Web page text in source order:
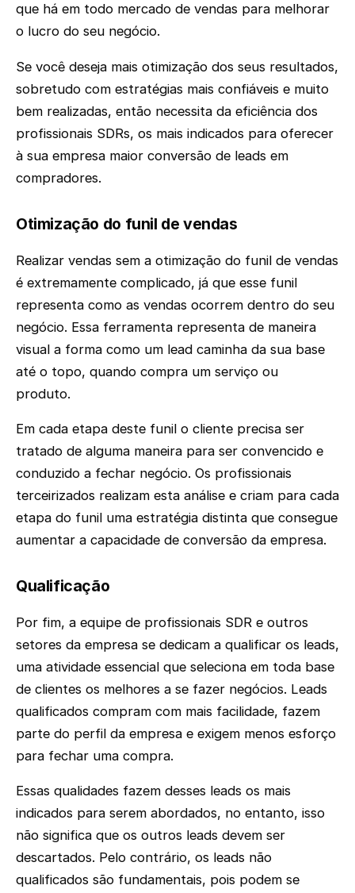
que há em todo mercado de vendas para melhorar
o lucro do seu negócio.
Se você deseja mais otimização dos seus resultados,
sobretudo com estratégias mais confiáveis e muito
bem realizadas, então necessita da eficiência dos
profissionais SDRs, os mais indicados para oferecer
à sua empresa maior conversão de leads em
compradores.
Otimização do funil de vendas
Realizar vendas sem a otimização do funil de vendas
é extremamente complicado, já que esse funil
representa como as vendas ocorrem dentro do seu
negócio. Essa ferramenta representa de maneira
visual a forma como um lead caminha da sua base
até o topo, quando compra um serviço ou
produto.
Em cada etapa deste funil o cliente precisa ser
tratado de alguma maneira para ser convencido e
conduzido a fechar negócio. Os profissionais
terceirizados realizam esta análise e criam para cada
etapa do funil uma estratégia distinta que consegue
aumentar a capacidade de conversão da empresa.
Qualificação
Por fim, a equipe de profissionais SDR e outros
setores da empresa se dedicam a qualificar os leads,
uma atividade essencial que seleciona em toda base
de clientes os melhores a se fazer negócios. Leads
qualificados compram com mais facilidade, fazem
parte do perfil da empresa e exigem menos esforço
para fechar uma compra.
Essas qualidades fazem desses leads os mais
indicados para serem abordados, no entanto, isso
não significa que os outros leads devem ser
descartados. Pelo contrário, os leads não
qualificados são fundamentais, pois podem se